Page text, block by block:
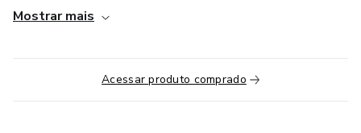
Em resumo na medida em que você vai aprendendo a
pra que você possa aplicar em qualquer música.
E ainda o pacote contém um módulo extra sobre
Mostrar mais
Acessar produto comprado